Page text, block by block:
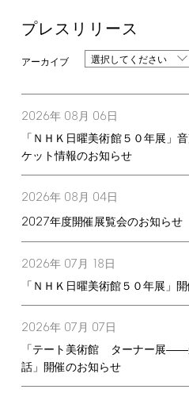
プレスリリース
選択してください
2026年 08月 06 日
「ＮＨＫ日曜美術館５０年展」
ケット情報のお知らせ
2026年 08月 04日
2027年度開催展覧会のお知らせ
2026年 07月 18 日
「ＮＨＫ日曜美術館５０年展」
2026年 07月 07 日
「テート美術館 ターナー展――
話」開催のお知らせ